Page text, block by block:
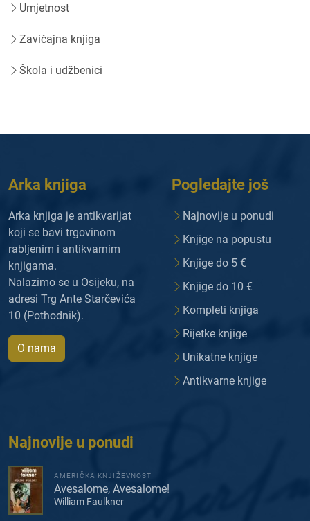
Umjetnost
Zavičajna knjiga
Škola i udžbenici
Arka knjiga
Arka knjiga je antikvarijat
koji se bavi trgovinom
rabljenim i antikvarnim
knjigama.
Nalazimo se u Osijeku, na
adresi Trg Ante Starčevića
10 (Pothodnik).
O nama
Pogledajte još
Najnovije u ponudi
Knjige na popustu
Knjige do 5 €
Knjige do 10 €
Kompleti knjiga
Rijetke knjige
Unikatne knjige
Antikvarne knjige
Najnovije u ponudi
AMERIČKA KNJIŽEVNOST
Avesalome, Avesalome!
William Faulkner